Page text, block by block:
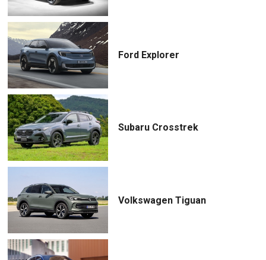
Ford Explorer
Subaru Crosstrek
Volkswagen Tiguan